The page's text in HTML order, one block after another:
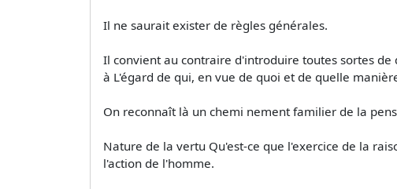
Il ne saurait exister de règles générales.
Il convient au contraire d'introduire toutes sortes
à L'égard de qui, en vue de quoi et de quelle
On reconnaît là un chemi­ nement familier de la
Nature de la vertu Qu'est-ce que l'exercice de la
l'action de l'homme.